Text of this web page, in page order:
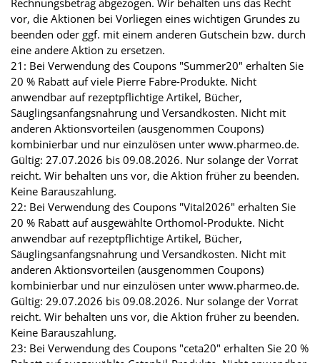
vor, die Aktionen bei Vorliegen eines wichtigen Grundes zu
beenden oder ggf. mit einem anderen Gutschein bzw. durch
eine andere Aktion zu ersetzen.
21: Bei Verwendung des Coupons "Summer20" erhalten Sie
20 % Rabatt auf viele Pierre Fabre-Produkte. Nicht
anwendbar auf rezeptpflichtige Artikel, Bücher,
Säuglingsanfangsnahrung und Versandkosten. Nicht mit
anderen Aktionsvorteilen (ausgenommen Coupons)
kombinierbar und nur einzulösen unter www.pharmeo.de.
Gültig: 27.07.2026 bis 09.08.2026. Nur solange der Vorrat
reicht. Wir behalten uns vor, die Aktion früher zu beenden.
Keine Barauszahlung.
22: Bei Verwendung des Coupons "Vital2026" erhalten Sie
20 % Rabatt auf ausgewählte Orthomol-Produkte. Nicht
anwendbar auf rezeptpflichtige Artikel, Bücher,
Säuglingsanfangsnahrung und Versandkosten. Nicht mit
anderen Aktionsvorteilen (ausgenommen Coupons)
kombinierbar und nur einzulösen unter www.pharmeo.de.
Gültig: 29.07.2026 bis 09.08.2026. Nur solange der Vorrat
reicht. Wir behalten uns vor, die Aktion früher zu beenden.
Keine Barauszahlung.
23: Bei Verwendung des Coupons "ceta20" erhalten Sie 20 %